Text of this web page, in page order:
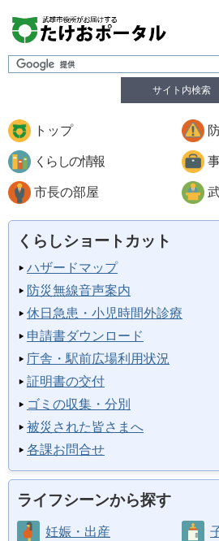
サイト内検索
トップ
くらしの情報
市長の部屋
くらしショートカット
ハザードマップ
防災無線音声案内
休日急患・小児時間外診療
申請書ダウンロード
庁舎・駅前広場利用状況
証明書の交付
ゴミの収集・分別
被災された皆さまへ
各課お問合せ
ライフシーンから探す
妊娠・出産